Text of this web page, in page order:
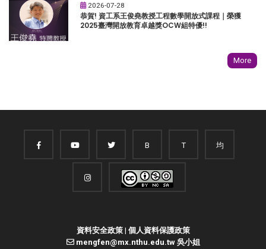
2026-07-28
恭賀! 資工系王俊堯教授工程數學開放式課程｜榮獲
2025臺灣開放教育卓越獎OCW組特優!!
More
B T 均
資料安全政策| 個人資料保護政策
mengfen@mx.nthu.edu.tw 吳小姐